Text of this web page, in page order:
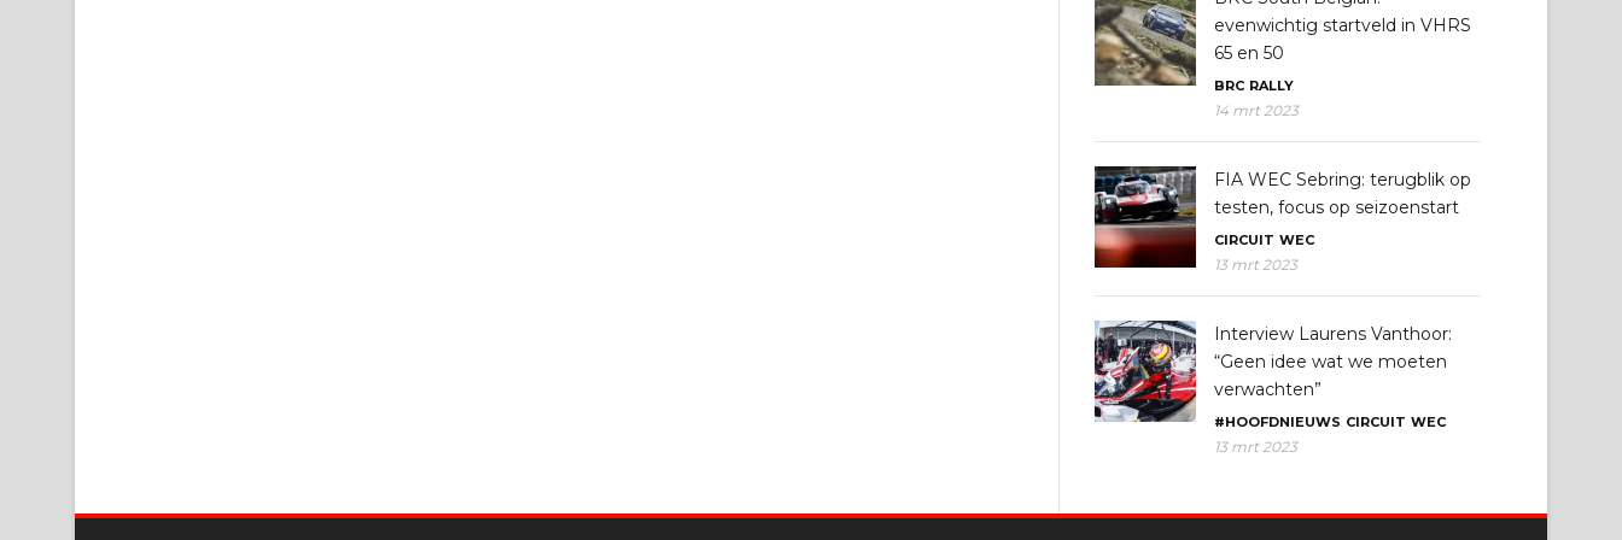
evenwichtig startveld in VHRS
65 en 50
BRC RALLY
14 mrt 2023
FIA WEC Sebring: terugblik op
testen, focus op seizoenstart
CIRCUIT WEC
13 mrt 2023
Interview Laurens Vanthoor:
“Geen idee wat we moeten
verwachten”
#HOOFDNIEUWS CIRCUIT WEC
13 mrt 2023